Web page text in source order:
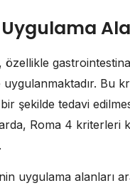
, özellikle
Bu
şekilde tedavi
Roma 4 kriterleri
uygulama alanları